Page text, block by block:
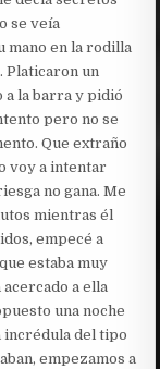
se veía
mano en la rodilla
Platicaron un
a la barra y pidió
pero no se
Que extraño
voy a intentar
no gana. Me
mientras él
empecé a
estaba muy
a ella
una noche
incrédula del tipo
empezamos a